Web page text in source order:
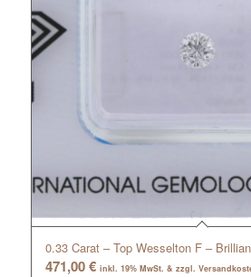
0.33 Carat – Top Wesselton F –
471,00€ inkl. 19% MwSt. & zzgl.